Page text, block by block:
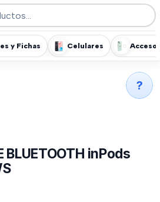
y Fichas Celulares
BLUETOOTH inPods
?